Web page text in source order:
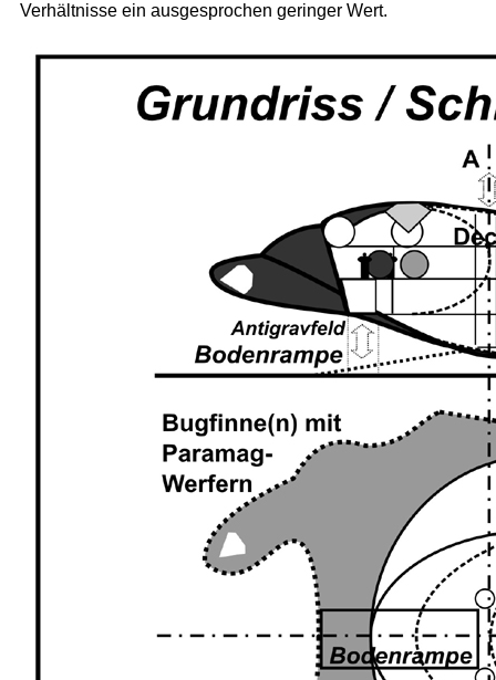
Verhältnisse ein ausgesprochen geringer Wert.